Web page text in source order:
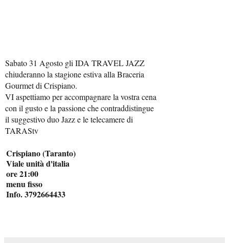
Sabato 31 Agosto gli IDA TRAVEL JAZZ
chiuderanno la stagione estiva alla Braceria
Gourmet di Crispiano.
VI aspettiamo per accompagnare la vostra cena
con il gusto e la passione che contraddistingue
il suggestivo duo Jazz e le telecamere di
TARAStv
Crispiano (Taranto)
Viale unità d'italia
ore 21:00
menu fisso
Info. 3792664433